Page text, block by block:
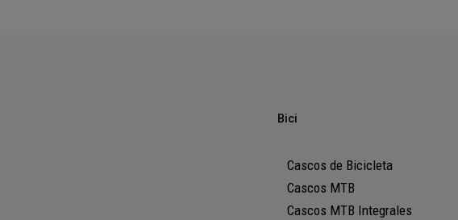
Bici
Cascos de Bicicleta
Cascos MTB
Cascos MTB Integrales